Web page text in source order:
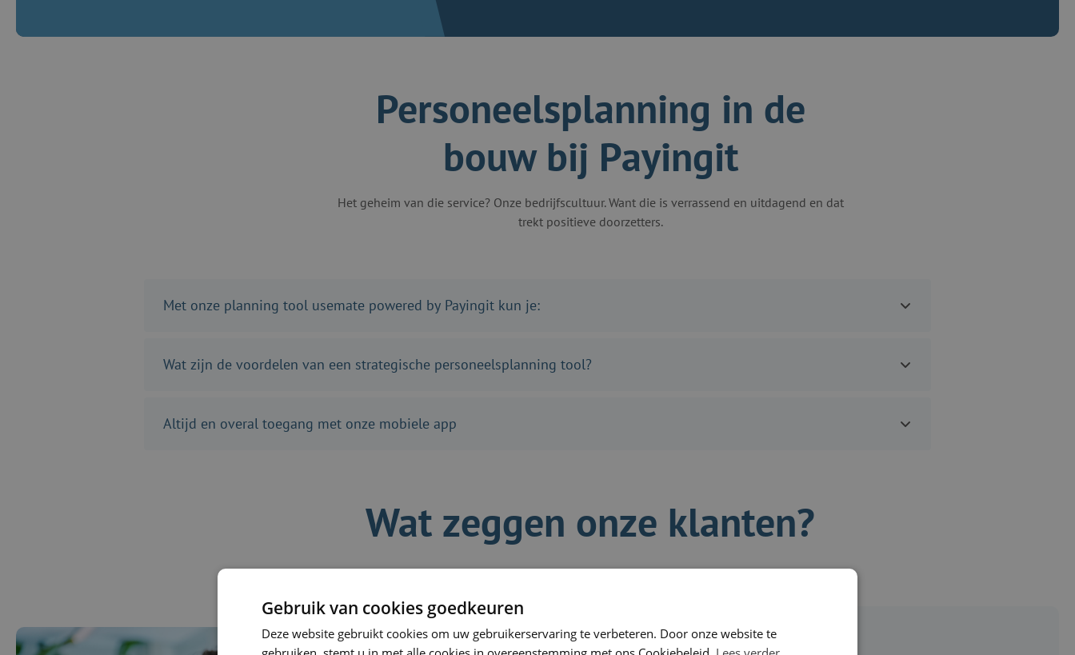
Personeelsplanning in de
bouw bij Payingit
Het geheim van die service? Onze bedrijfscultuur. Want die is verrassend en uitdagend en dat
trekt positieve doorzetters.
Met onze planning tool usemate powered by Payingit kun je:
Wat zijn de voordelen van een strategische personeelsplanning tool?
Altijd en overal toegang met onze mobiele app
Wat zeggen onze klanten?
Gebruik van cookies goedkeuren
Deze website gebruikt cookies om uw gebruikerservaring te verbeteren. Door onze website te